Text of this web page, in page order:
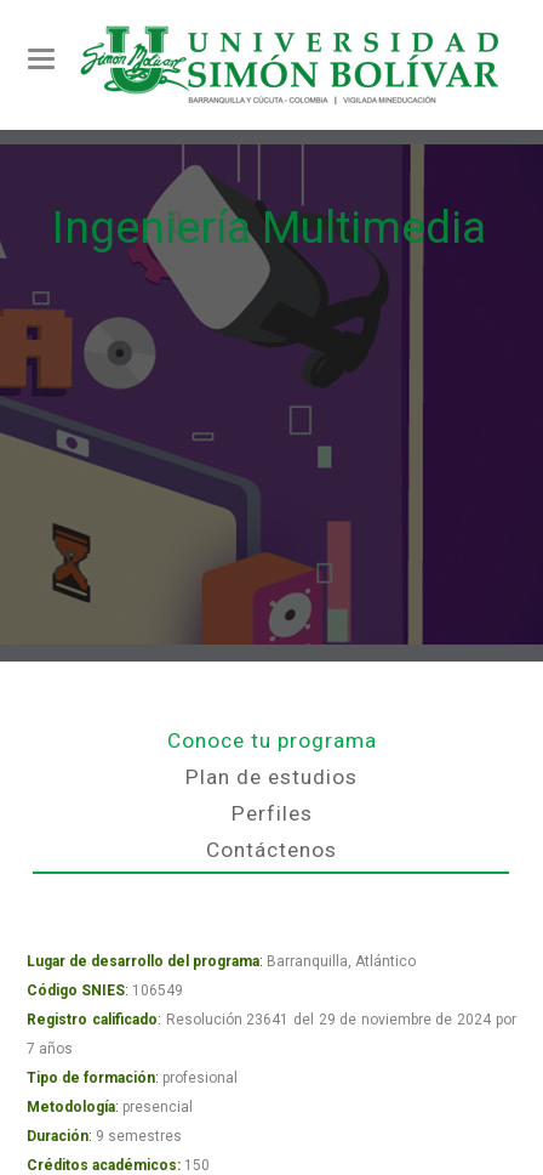
Toggle navigation
Ingeniería Multimedia
Conoce tu programa
Plan de estudios
Perfiles
Contáctenos
Lugar de desarrollo del programa: Barranquilla, Atlántico
Código SNIES: 106549
Registro calificado: Resolución 23641 del 29 de noviembre de 2024 por
7 años
Tipo de formación: profesional
Metodología: presencial
Duración: 9 semestres
Créditos académicos: 150